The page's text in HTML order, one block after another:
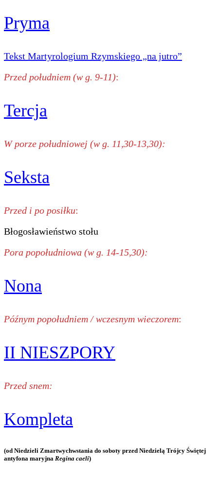
Pryma
Tekst Martyrologium Rzymskiego „na jutro”
Przed południem (w g. 9-11):
Tercja
W porze południowej (w g. 11,30-13,30):
Seksta
Przed i po posiłku:
Błogosławieństwo stołu
Pora popołudniowa (w g. 14-15,30):
Nona
Późnym popołudniem / wczesnym wieczorem:
II NIESZPORY
Przed snem:
Kompleta
(od Niedzieli Zmartwychwstania do soboty przed Niedzielą Trójcy Świętej
antyfona maryjna Regina caeli)